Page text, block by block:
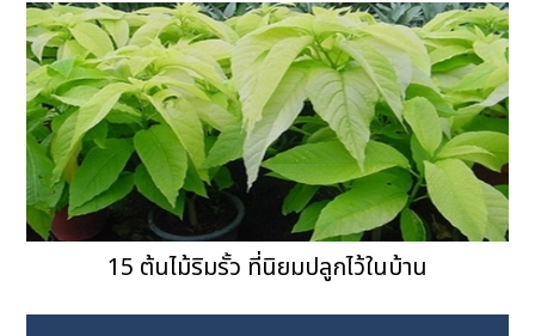
15 ต้นไม้ริมรั้ว ที่นิยมปลูกไว้ในบ้าน